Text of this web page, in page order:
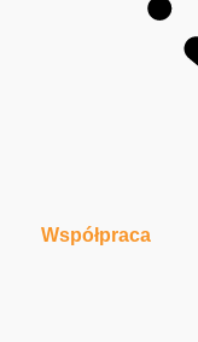
Współpraca